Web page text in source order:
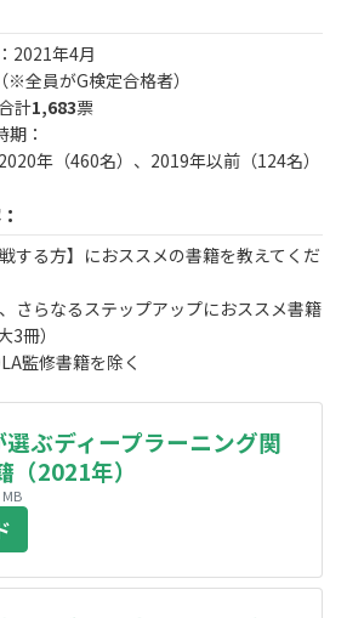
2021年4月
※全員がG検定合格者）
計1,683票
期：
年（460名）、2019年以前（124名）
する方】におススメの書籍を教えてくだ
さらなるステップアップにおススメ書籍
冊）
監修書籍を除く
ぶディープラーニング関
2021年）